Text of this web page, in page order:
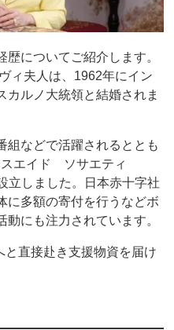
についてご紹介します。
ィ夫人は、1962年にイン
カルノ大統領と結婚されま
組などで活躍されるととも
エイド ソサエティ
立しました。日本赤十字社
に多額の寄付を行うなどボ
にも注力されています。
直接赴き支援物資を届け